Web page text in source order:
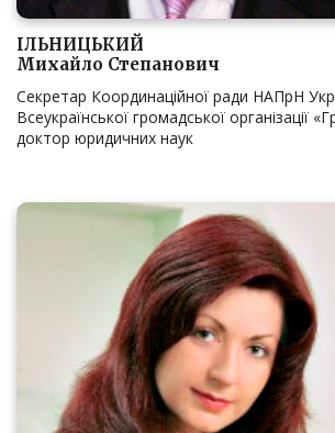
ІЛЬНИЦЬКИЙ
Михайло Степанович
Секретар Координаційної ради НАПрН
Всеукраїнської громадської організації
доктор юридичних наук